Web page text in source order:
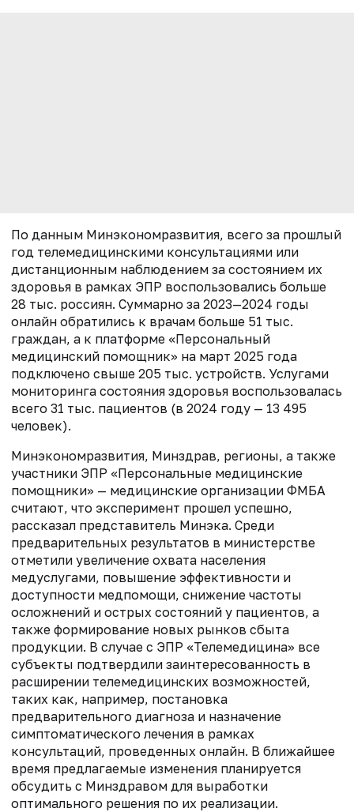
По данным Минэкономразвития, всего за прошлый
год телемедицинскими консультациями или
дистанционным наблюдением за состоянием их
здоровья в рамках ЭПР воспользовались больше
28 тыс. россиян. Суммарно за 2023—2024 годы
онлайн обратились к врачам больше 51 тыс.
граждан, а к платформе «Персональный
медицинский помощник» на март 2025 года
подключено свыше 205 тыс. устройств. Услугами
мониторинга состояния здоровья воспользовалась
всего 31 тыс. пациентов (в 2024 году — 13 495
человек).
Минэкономразвития, Минздрав, регионы, а также
участники ЭПР «Персональные медицинские
помощники» — медицинские организации ФМБА
считают, что эксперимент прошел успешно,
рассказал представитель Минэка. Среди
предварительных результатов в министерстве
отметили увеличение охвата населения
медуслугами, повышение эффективности и
доступности медпомощи, снижение частоты
осложнений и острых состояний у пациентов, а
также формирование новых рынков сбыта
продукции. В случае с ЭПР «Телемедицина» все
субъекты подтвердили заинтересованность в
расширении телемедицинских возможностей,
таких как, например, постановка
предварительного диагноза и назначение
симптоматического лечения в рамках
консультаций, проведенных онлайн. В ближайшее
время предлагаемые изменения планируется
обсудить с Минздравом для выработки
оптимального решения по их реализации.